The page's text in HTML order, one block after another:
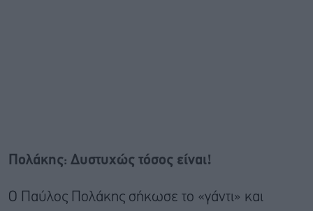
Πολάκης: Δυστυχώς τόσος είναι!
Ο Παύλος Πολάκης σήκωσε το «γάντι» και